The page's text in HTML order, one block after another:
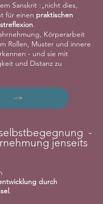
Sanskrit :„nicht dies,
für einen praktischen
.
Körperarbeit
Rollen, Muster und innere
- und sie mit
und Distanz zu
-
jenseits
durch
.